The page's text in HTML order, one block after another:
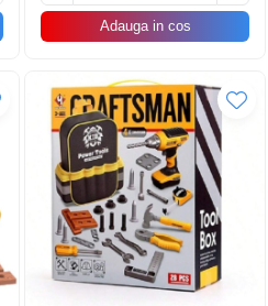
Adauga in cos